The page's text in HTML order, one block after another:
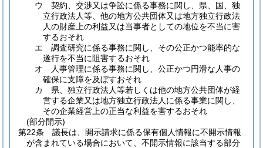
ウ
契約、交渉又は争訟に係る事務に関し、県、国、独
立行政法人等、他の地方公共団体又は地方独立行政法
人の財産上の利益又は当事者としての地位を不当に害
するおそれ
エ
調査研究に係る事務に関し、その公正かつ能率的な
遂行を不当に阻害するおそれ
オ
人事管理に係る事務に関し、公正かつ円滑な人事の
確保に支障を及ぼすおそれ
カ
県、独立行政法人等若しくは他の地方公共団体が経
営する企業又は地方独立行政法人に係る事業に関し、
その企業経営上の正当な利益を害するおそれ
(部分開示)
第22条
議長は、開示請求に係る保有個人情報に不開示情報
が含まれている場合において、不開示情報に該当する部分